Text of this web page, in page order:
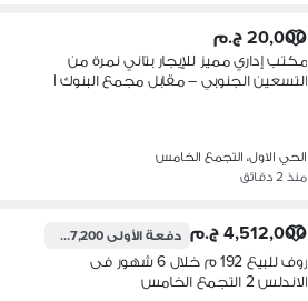
20,000 ج.م
مكتب إداري مميز للإيجار بتاني نمرة من
التسعين الجنوبي – مقابل مجمع البنوك |
الحي الاول، التجمع الخامس
منذ 2 دقائق
4,512,000 ج.م دفعة الأولى2,707,200 ج.م
روف للبيع 192 م خلال 6 شهور فى
الاندلس 2 التجمع الخامس